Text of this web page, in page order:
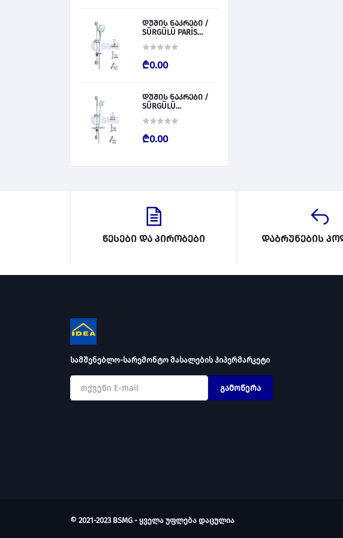
დუშის ნაკრები /
SÜRGÜLÜ PARİS
₾0.00
დუშის ნაკრები /
SÜRGÜLÜ
₾0.00
წესები და პირობები დაბრუნების
სამშენებლო-სარემონტო მასალების ჰიპერმარკეტი
გამოწერა
© 2021-2023 BSMG - ყველა უფლება დაცულია